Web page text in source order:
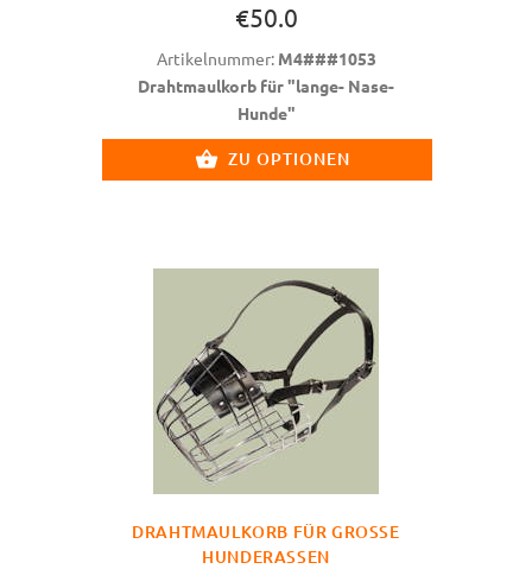
€50.0
Artikelnummer: M4###1053
Drahtmaulkorb für "lange- Nase-
Hunde"
ZU OPTIONEN
DRAHTMAULKORB FÜR GROSSE H
UNDERASSEN